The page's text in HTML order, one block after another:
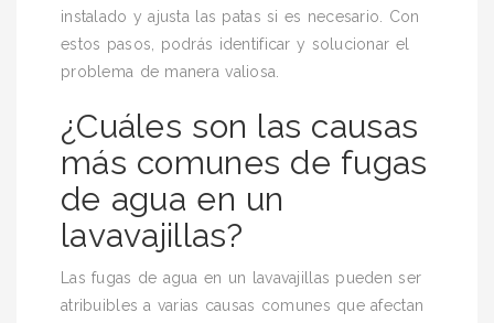
instalado y ajusta las patas si es necesario. Con
estos pasos, podrás identificar y solucionar el
problema de manera valiosa.
¿Cuáles son las causas
más comunes de fugas
de agua en un
lavavajillas?
Las fugas de agua en un lavavajillas pueden ser
atribuibles a varias causas comunes que afectan